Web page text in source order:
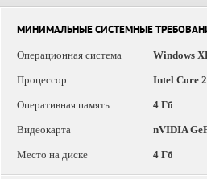
МИНИМАЛЬНЫЕ СИСТЕМНЫЕ
Операционная система
Windows
Процессор Intel Core
Оперативная память 4 Гб
Видеокарта nVIDIA
Место на диске 4 Гб